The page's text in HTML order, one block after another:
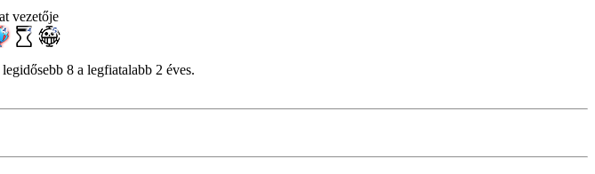
vezetője
8 a legfiatalabb 2 éves.